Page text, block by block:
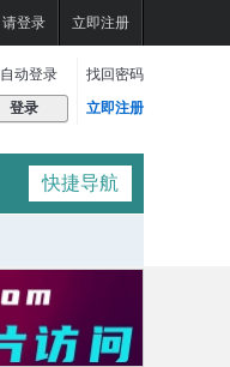
请登录 立即注册
自动登录
找回密码
登录 立即注册
快捷导航